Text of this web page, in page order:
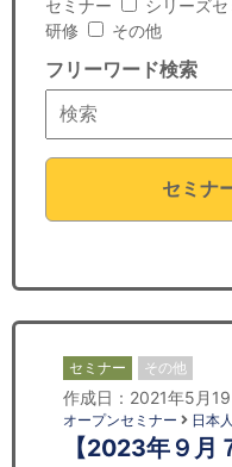
リサーチ
セミナー
経済ニュース
セミナー
シリーズ
研修
その他
フリーワード検索
セミナ
セミナー その他
作成日：2021年5月19
オープンセミナー 日本
【2023年９月